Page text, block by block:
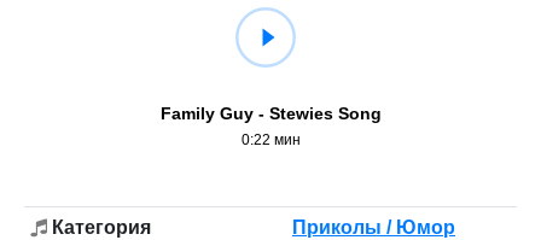
Family Guy - Stewies Song
0:22 мин
Категория Приколы / Юмор